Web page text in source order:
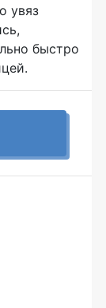
увяз
быстро